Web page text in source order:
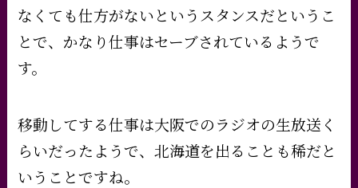
なくても仕方がないというスタンスだというこ
とで、かなり仕事はセーブされているようで
す。
移動してする仕事は大阪でのラジオの生放送く
らいだったようで、北海道を出ることも稀だと
いうことですね。